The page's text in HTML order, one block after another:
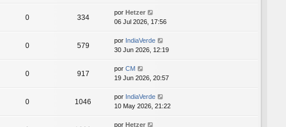
0 334
por Hetzer
06 Jul 2026, 17:56
0 579
por IndiaVerde
30 Jun 2026, 12:19
0 917
por CM
19 Jun 2026, 20:57
0 1046
por IndiaVerde
10 May 2026, 21:22
por Hetzer